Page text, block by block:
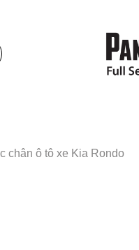
chân ô tô xe Kia Rondo